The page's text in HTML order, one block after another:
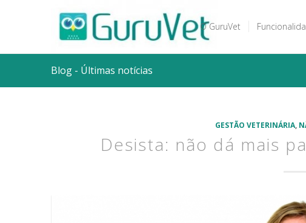
O GuruVet
Blog - Últimas notícias
GESTÃO VETERINÁRIA,
Desista: não dá mais